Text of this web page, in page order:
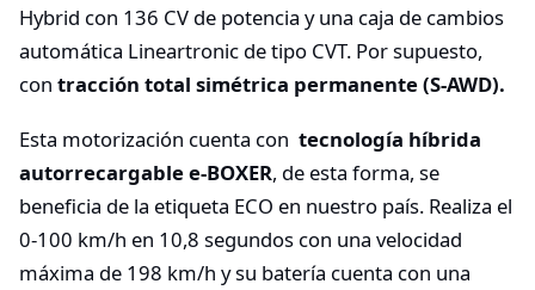
Hybrid con 136 CV de potencia y una caja de cambios
automática Lineartronic de tipo CVT. Por supuesto,
con tracción total simétrica permanente (S-AWD).
Esta motorización cuenta con tecnología híbrida
autorrecargable e-BOXER, de esta forma, se
beneficia de la etiqueta ECO en nuestro país. Realiza el
0-100 km/h en 10,8 segundos con una velocidad
máxima de 198 km/h y su batería cuenta con una